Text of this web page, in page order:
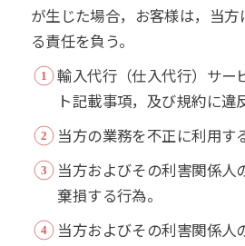
が生じた場合，お客様は，当
る責任を負う。
輸入代行（仕入代行）サー
ト記載事項，及び規約に違
当方の業務を不正に利用す
当方およびその利害関係人
棄損する行為。
当方およびその利害関係人